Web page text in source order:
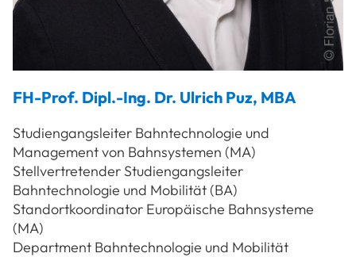
FH-Prof. Dipl.-Ing. Dr. Ulrich Puz, MBA
Studiengangsleiter Bahntechnologie und
Management von Bahnsystemen (MA)
Stellvertretender Studiengangsleiter
Bahntechnologie und Mobilität (BA)
Standortkoordinator Europäische Bahnsysteme
(MA)
Department Bahntechnologie und Mobilität